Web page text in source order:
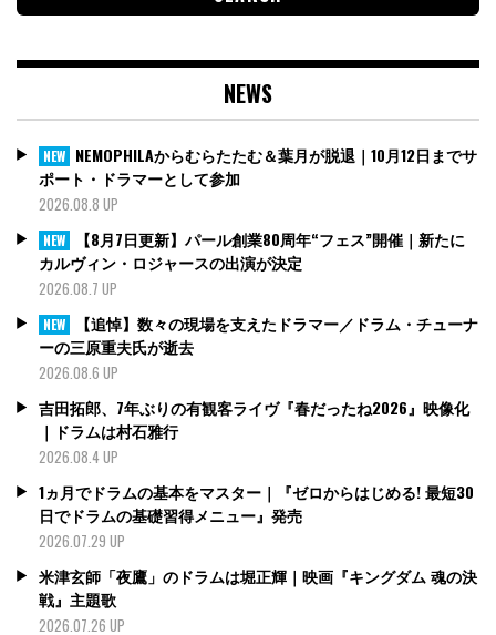
NEWS
NEW NEMOPHILAからむらたたむ＆葉月が脱退｜10月12日までサ
ポート・ドラマーとして参加
2026.08.8 UP
NEW
【8月7日更新】パール創業80周年“フェス”開催｜新たに
カルヴィン・ロジャースの出演が決定
2026.08.7 UP
NEW
【追悼】数々の現場を支えたドラマー／ドラム・チューナ
ーの三原重夫氏が逝去
2026.08.6 UP
吉田拓郎、7年ぶりの有観客ライヴ『春だったね2026』映像化
｜ドラムは村石雅行
2026.08.4 UP
1ヵ月でドラムの基本をマスター｜『ゼロからはじめる! 最短30
日でドラムの基礎習得メニュー』発売
2026.07.29 UP
米津玄師「夜鷹」のドラムは堀正輝｜映画『キングダム 魂の決
戦』主題歌
2026.07.26 UP